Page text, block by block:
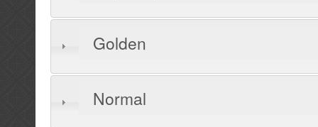
Golden
Normal